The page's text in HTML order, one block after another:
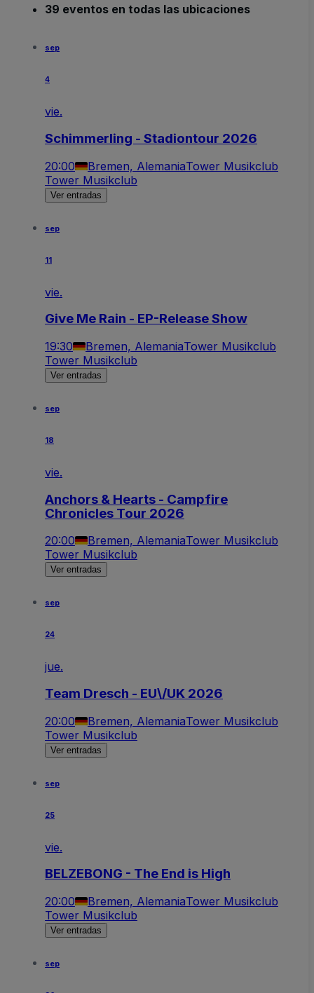
39 eventos en todas las ubicaciones
sep
4
vie.
Schimmerling - Stadiontour 2026
20:00 Bremen, AlemaniaTower Musikclub
Tower Musikclub
Ver entradas
sep
11
vie.
Give Me Rain - EP-Release Show
19:30 Bremen, AlemaniaTower Musikclub
Tower Musikclub
Ver entradas
sep
18
vie.
Anchors & Hearts - Campfire
Chronicles Tour 2026
20:00 Bremen, AlemaniaTower Musikclub
Tower Musikclub
Ver entradas
sep
24
jue.
Team Dresch - EU\/UK 2026
20:00 Bremen, AlemaniaTower Musikclub
Tower Musikclub
Ver entradas
sep
25
vie.
BELZEBONG - The End is High
20:00 Bremen, AlemaniaTower Musikclub
Tower Musikclub
Ver entradas
sep